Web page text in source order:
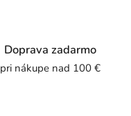
Doprava zadarmo
pri nákupe nad 100 €